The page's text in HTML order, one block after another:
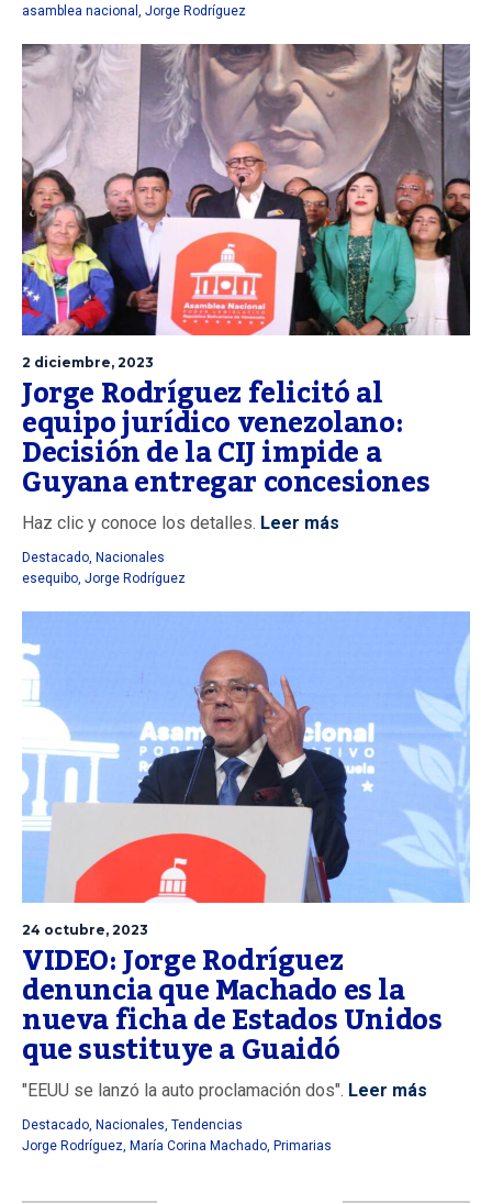
asamblea nacional , Jorge Rodríguez
2 diciembre, 2023
Jorge Rodríguez felicitó al
equipo jurídico venezolano:
Decisión de la CIJ impide a
Guyana entregar concesiones
Haz clic y conoce los detalles. Leer más
Destacado, Nacionales
esequibo, Jorge Rodríguez
24 octubre, 2023
VIDEO: Jorge Rodríguez
denuncia que Machado es la
nueva ficha de Estados Unidos
que sustituye a Guaidó
"EEUU se lanzó la auto proclamación dos". Leer más
Destacado, Nacionales, Tendencias
Jorge Rodríguez, María Corina Machado, Primarias